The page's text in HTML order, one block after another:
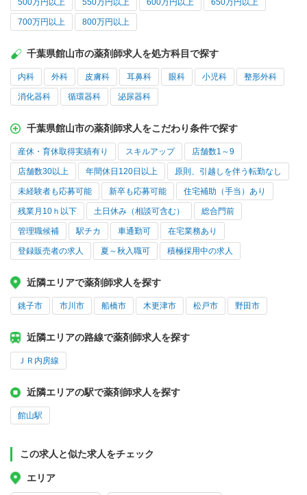
700万円以上 800万円以上
千葉県館山市の薬剤師求人を処方科目で探す
内科 外科 皮膚科 耳鼻科 眼科 小児科 整形外科
消化器科 循環器科 泌尿器科
千葉県館山市の薬剤師求人をこだわり条件で探す
産休・育休取得実績有り スキルアップ 店舗数1～9
店舗数30以上 年間休日120日以上 原則、引越しを伴う転勤なし
未経験者も応募可能 新卒も応募可能 住宅補助（手当）あり
残業月10ｈ以下 土日休み（相談可含む） 総合門前
管理職候補 駅チカ 車通勤可 在宅業務あり
登録販売者の求人 夏～秋入職可 積極採用中の求人
近隣エリアで薬剤師求人を探す
銚子市 市川市 船橋市 木更津市 松戸市 野田市
近隣エリアの路線で薬剤師求人を探す
ＪＲ内房線
近隣エリアの駅で薬剤師求人を探す
館山駅
この求人と似た求人をチェック
エリア